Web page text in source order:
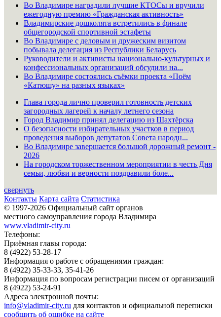
Во Владимире наградили лучшие КТОСы и вручили
ежегодную премию «Гражданская активность»
Владимирские дошколята встретились в финале
общегородской спортивной эстафеты
Во Владимире с деловым и дружеским визитом
побывала делегация из Республики Беларусь
Руководители и активисты национально-культурных и
конфессиональных организаций обсудили на...
Во Владимире состоялись съёмки проекта «Поём
«Катюшу» на разных языках»
Глава города лично проверил готовность детских
загородных лагерей к началу летнего сезона
Город Владимир принял делегацию из Шахтёрска
О безопасности избирательных участков в период
проведения выборов депутатов Совета народн...
Во Владимире завершается большой дорожный ремонт -
2026
На городском торжественном мероприятии в честь Дня
семьи, любви и верности поздравили боле...
свернуть
Контакты Карта сайта Статистика
© 1997-2026 Официальный сайт органов
местного самоуправления города Владимира
www.vladimir-city.ru
Телефоны:
Приёмная главы города:
8 (4922) 53-28-17
Информация о работе с обращениями граждан:
8 (4922) 35-33-33, 35-41-26
Информация по вопросам регистрации писем от организаций
8 (4922) 53-24-91
Адреса электронной почты:
info@vladimir-city.ru для контактов и официальной переписки
сообщить об ошибке на сайте